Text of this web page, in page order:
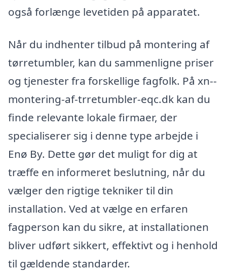
også forlænge levetiden på apparatet.
Når du indhenter tilbud på montering af
tørretumbler, kan du sammenligne priser
og tjenester fra forskellige fagfolk. På xn--
montering-af-trretumbler-eqc.dk kan du
finde relevante lokale firmaer, der
specialiserer sig i denne type arbejde i
Enø By. Dette gør det muligt for dig at
træffe en informeret beslutning, når du
vælger den rigtige tekniker til din
installation. Ved at vælge en erfaren
fagperson kan du sikre, at installationen
bliver udført sikkert, effektivt og i henhold
til gældende standarder.